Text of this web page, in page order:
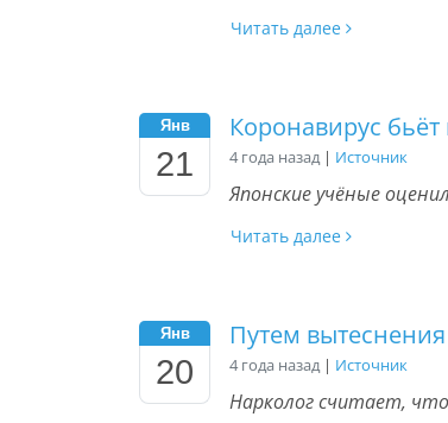
Читать далее
Янв
21
Коронавирус
4 года назад | Источник
Японские учёные
Читать далее
Янв
20
Путем
4 года назад | Источник
Нарколог считает,